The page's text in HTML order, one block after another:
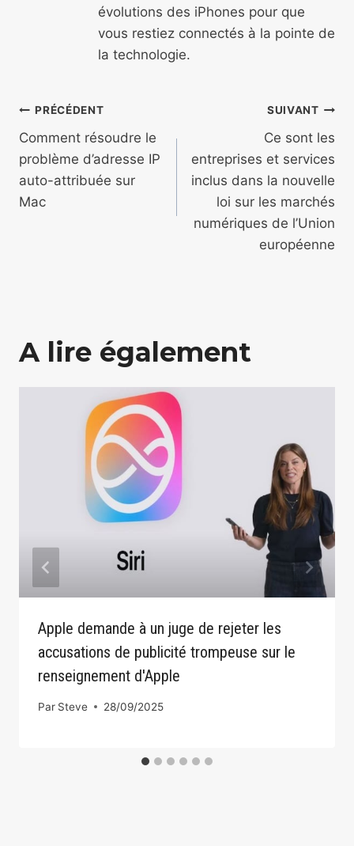
évolutions des iPhones pour que
vous restiez connectés à la pointe de
la technologie.
Navigation
de
l’article
PRÉCÉDENT
Comment résoudre le
problème d’adresse IP
auto-attribuée sur
Mac
SUIVANT
Ce sont les
entreprises et services
inclus dans la nouvelle
loi sur les marchés
numériques de l’Union
européenne
A lire également
Apple demande à un juge de rejeter les
accusations de publicité trompeuse sur le
renseignement d'Apple
Par Steve 28/09/2025